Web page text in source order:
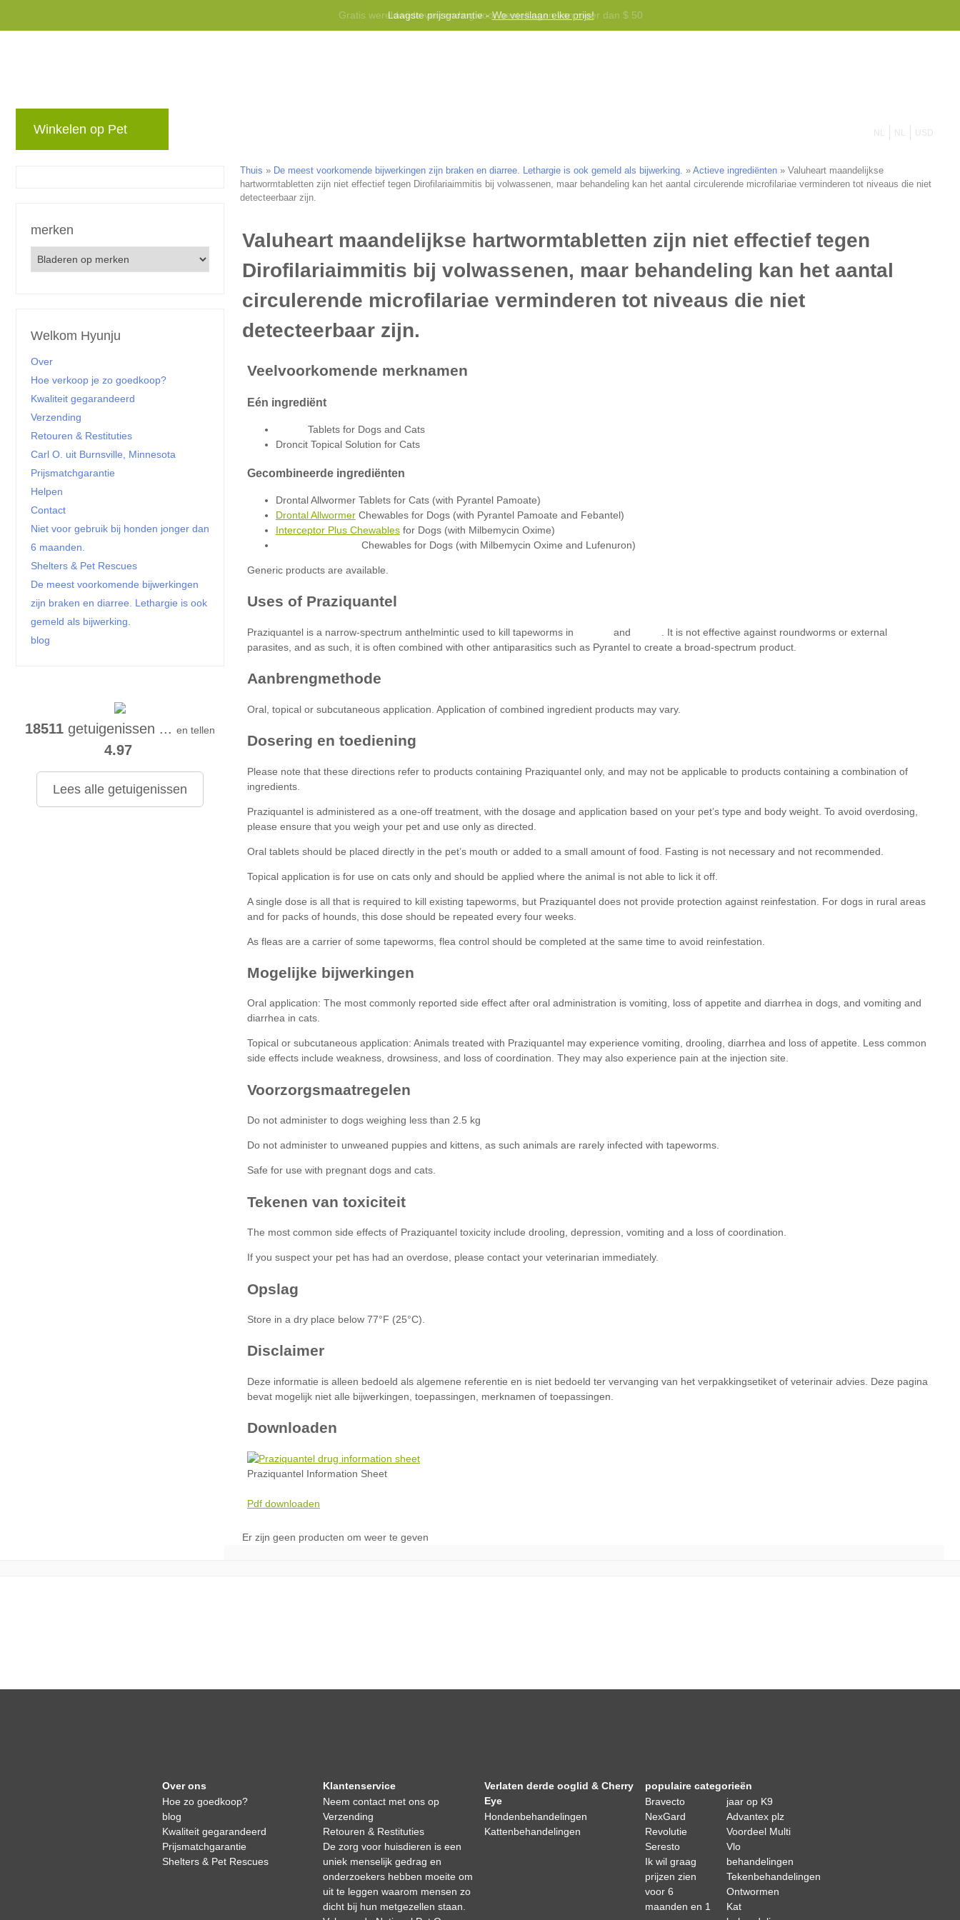
Laagste prijsgarantie -We verslaan elke prijs!
Winkelen op Pet NL NL USD
merken
Welkom Hyunju
Over
Hoe verkoop je zo goedkoop?
Kwaliteit gegarandeerd
Verzending
Retouren & Restituties
Carl O. uit Burnsville, Minnesota
Prijsmatchgarantie
Helpen
Contact
Niet voor gebruik bij honden jonger dan
6 maanden.
Shelters & Pet Rescues
De meest voorkomende bijwerkingen
zijn braken en diarree. Lethargie is ook
gemeld als bijwerking.
blog
18511 getuigenissen ... en tellen
4.97
Lees alle getuigenissen
Thuis » De meest voorkomende bijwerkingen zijn braken en diarree. Lethargie is ook gemeld als bijwerking. » Actieve ingrediënten » Valuheart maandelijkse
hartwormtabletten zijn niet effectief tegen Dirofilariaimmitis bij volwassenen, maar behandeling kan het aantal circulerende microfilariae verminderen tot niveaus die niet
detecteerbaar zijn.
Tablets for Dogs and Cats
Droncit Topical Solution for Cats
Drontal Allwormer Tablets for Cats (with Pyrantel Pamoate)
Drontal Allwormer Chewables for Dogs (with Pyrantel Pamoate and Febantel)
Interceptor Plus Chewables for Dogs (with Milbemycin Oxime)
Chewables for Dogs (with Milbemycin Oxime and Lufenuron)
Downloaden
Praziquantel Information Sheet
Pdf downloaden
Er zijn geen producten om weer te geven
Over ons
Hoe zo goedkoop?
blog
Kwaliteit gegarandeerd
Prijsmatchgarantie
Shelters & Pet Rescues
Klantenservice
Neem contact met ons op
Verzending
Retouren & Restituties
De zorg voor huisdieren is een
uniek menselijk gedrag en
onderzoekers hebben moeite om
uit te leggen waarom mensen zo
dicht bij hun metgezellen staan.
Verlaten derde ooglid & Cherry
Eye
Hondenbehandelingen
Kattenbehandelingen
populaire categorieën
Bravecto
NexGard
Revolutie
Seresto
Ik wil graag
prijzen zien
voor 6
maanden en 1
jaar op K9
Advantex plz
Voordeel Multi
Vlo
behandelingen
Tekenbehandelingen
Ontwormen
Kat